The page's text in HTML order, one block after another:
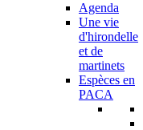
Agenda
Une vie
d'hirondelle
et de
martinets
Espèces en
PACA